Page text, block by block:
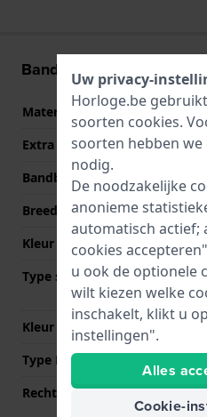
Band informatie
Materiaal Band
Extra info
Bandbreedte
Breedte bandaanzet
Kleur Band
Type sluiting
Kleur sluiting
Type Bevestiging
Rechte aanzet
Uw privacy-
Horloge.be
soorten cookies.
soorten hebben
nodig.
De noodzakelijke
anonieme
automatisch actief;
cookies
u ook de optionele
wilt kiezen welke
inschakelt, klikt u
instellingen".
Alles
Cookie-